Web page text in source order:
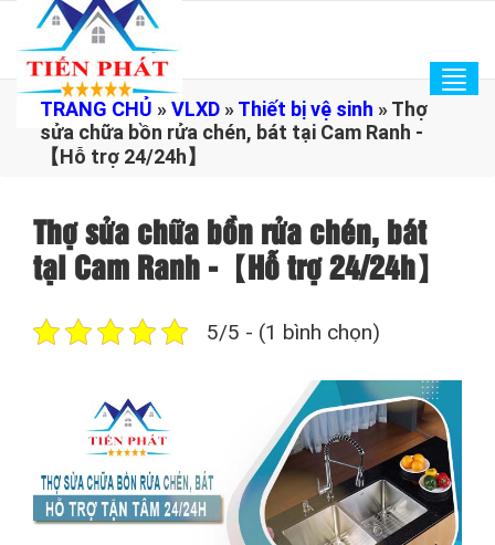
TRANG CHỦ »VLXD »Thiết bị vệ sinh »Thợ
sửa chữa bồn rửa chén, bát tại Cam Ranh -
【Hỗ trợ 24/24h】
Thợ sửa chữa bồn rửa chén, bát
tại Cam Ranh -【Hỗ trợ 24/24h】
5/5 - (1 bình chọn)